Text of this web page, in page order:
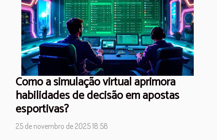
Como a simulação virtual aprimora
habilidades de decisão em apostas
esportivas?
25 de novembro de 2025 18:58